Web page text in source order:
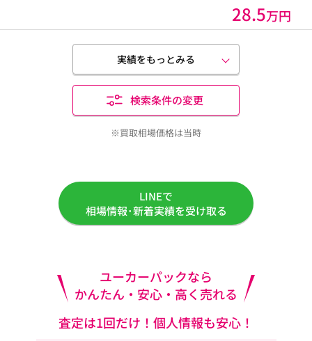
28.5万円
実績をもっとみる
検索条件の変更
※買取相場価格は当時
LINEで
相場情報･新着実績を受け取る
ユーカーパックなら
かんたん・安心・高く売れる
査定は1回だけ！個人情報も安心！